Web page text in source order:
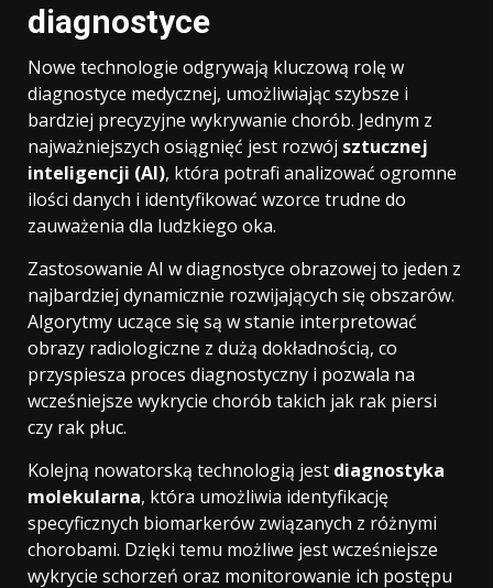
diagnostyce
Nowe technologie odgrywają kluczową rolę w
diagnostyce medycznej, umożliwiając szybsze i
bardziej precyzyjne wykrywanie chorób. Jednym z
najważniejszych osiągnięć jest rozwój sztucznej
inteligencji (AI), która potrafi analizować ogromne
ilości danych i identyfikować wzorce trudne do
zauważenia dla ludzkiego oka.
Zastosowanie AI w diagnostyce obrazowej to jeden z
najbardziej dynamicznie rozwijających się obszarów.
Algorytmy uczące się są w stanie interpretować
obrazy radiologiczne z dużą dokładnością, co
przyspiesza proces diagnostyczny i pozwala na
wcześniejsze wykrycie chorób takich jak rak piersi
czy rak płuc.
Kolejną nowatorską technologią jest diagnostyka
molekularna, która umożliwia identyfikację
specyficznych biomarkerów związanych z różnymi
chorobami. Dzięki temu możliwe jest wcześniejsze
wykrycie schorzeń oraz monitorowanie ich postępu